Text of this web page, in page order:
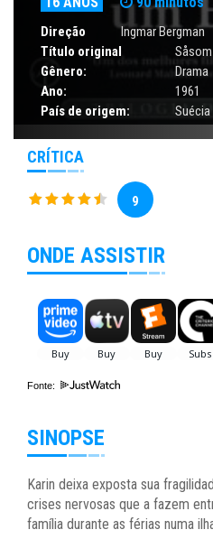
Direção
Ingmar Bergman
Título original
Gênero:
Drama
Ano:
1961
País de origem:
Suécia
CRÍTICA
9
ONDE ASSISTIR
Fonte:
SINOPSE
Karin deixa exposta sua
crises nervosas que a fazem
família durante as férias numa